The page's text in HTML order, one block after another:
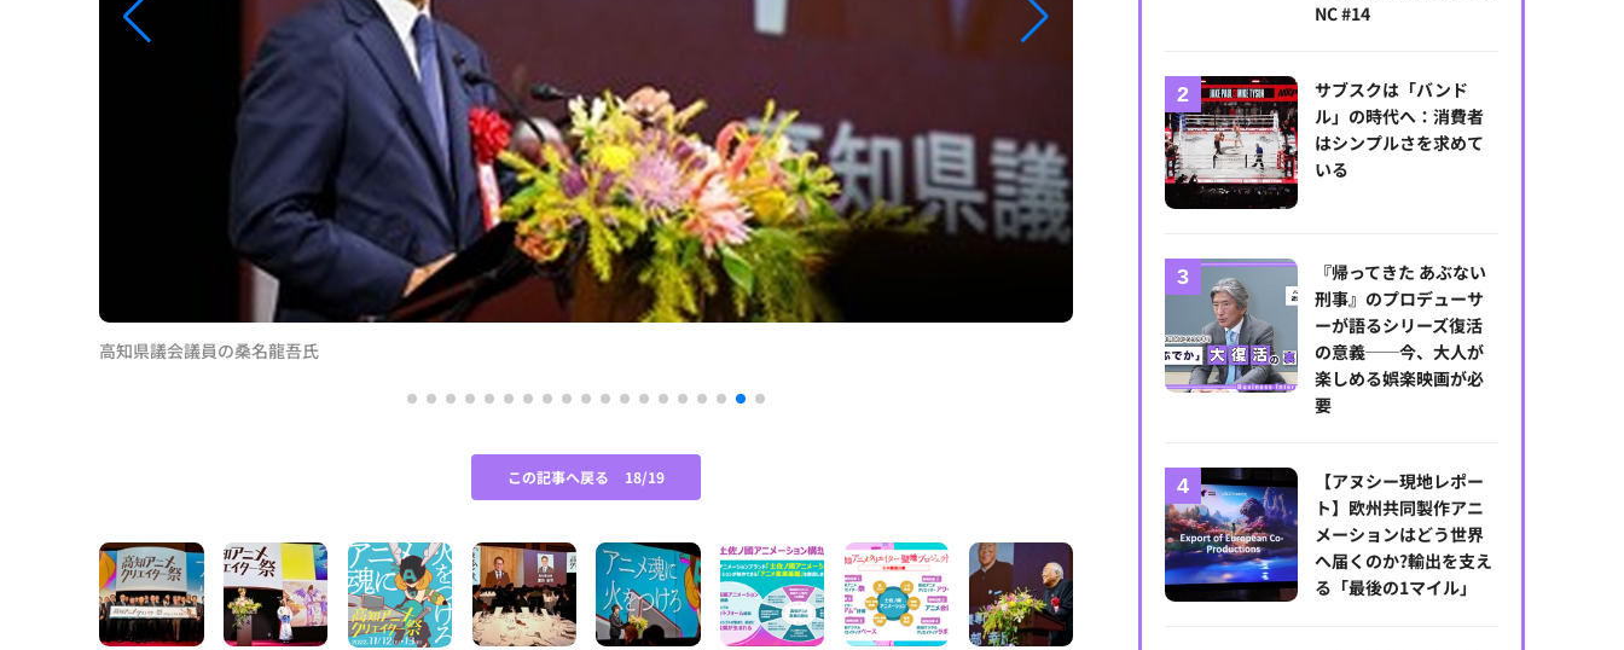
高知県議会議員の桑名龍吾氏
この記事へ戻る 18/19
NC #14
サブスクは「バンド
ル」の時代へ：消費者
はシンプルさを求めて
いる
『帰ってきた あぶない
刑事』のプロデューサ
ーが語るシリーズ復活
の意義──今、大人が
楽しめる娯楽映画が必
要
【アヌシー現地レポー
ト】欧州共同製作アニ
メーションはどう世界
へ届くのか?輸出を支え
る「最後の1マイル」